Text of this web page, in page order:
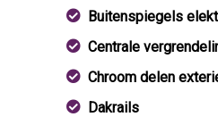
Buitenspiegels
Centrale
Chroom delen
Dakrails